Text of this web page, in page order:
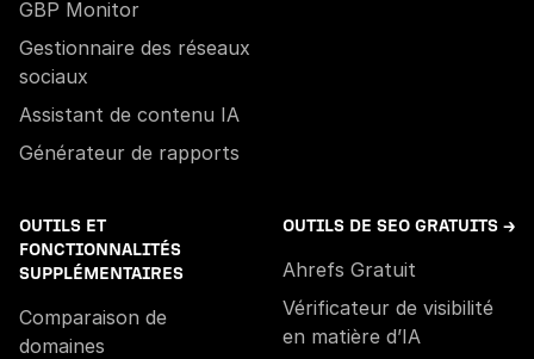
GBP Monitor
Gestionnaire des réseaux
sociaux
Assistant de contenu IA
Générateur de rapports
OUTILS ET
FONCTIONNALITÉS
SUPPLÉMENTAIRES
Comparaison de
domaines
OUTILS DE SEO GRATUITS →
Ahrefs Gratuit
Vérificateur de visibilité
en matière d’IA